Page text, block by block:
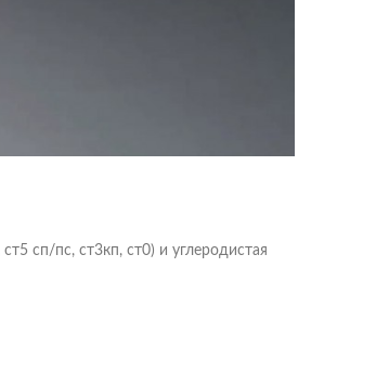
сп/пс, ст3кп, ст0) и углеродистая